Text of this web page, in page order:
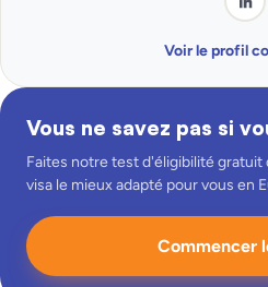
Voir le profil
Vous ne savez pas si
Faites notre test d'éligibilité gratuit
visa le mieux adapté pour vous en
Commencer